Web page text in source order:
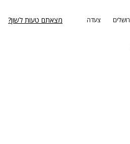
צעדה מצאתם טעות לשון?